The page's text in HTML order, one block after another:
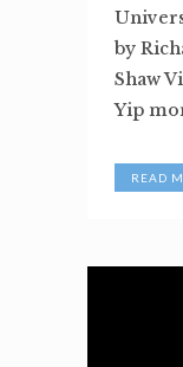
by
Shaw
Yip
READ